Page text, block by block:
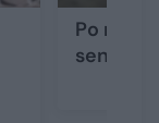
Po